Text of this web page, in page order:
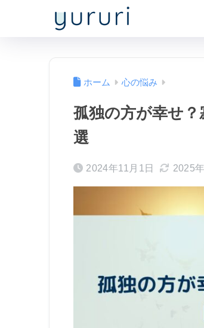
ホーム 心の悩み
孤独の方が幸せ
選
2024年11月1日 2025